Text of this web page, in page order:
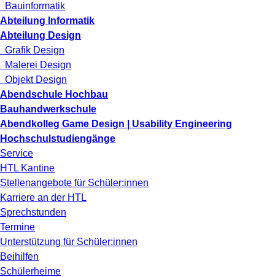
Bauinformatik
Abteilung Informatik
Abteilung Design
Grafik Design
Malerei Design
Objekt Design
Abendschule Hochbau
Bauhandwerkschule
Abendkolleg Game Design | Usability Engineering
Hochschulstudiengänge
Service
HTL Kantine
Stellenangebote für Schüler:innen
Karriere an der HTL
Sprechstunden
Termine
Unterstützung für Schüler:innen
Beihilfen
Schülerheime